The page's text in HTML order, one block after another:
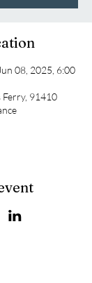
08, 2025, 6:00
Ferry, 91410